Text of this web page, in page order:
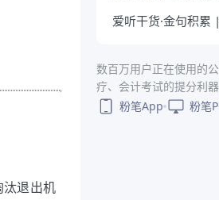
退出机
爱听干货·金句积累
数百万用户正在使用的
疗、会计考试的提分利
粉笔App
粉笔